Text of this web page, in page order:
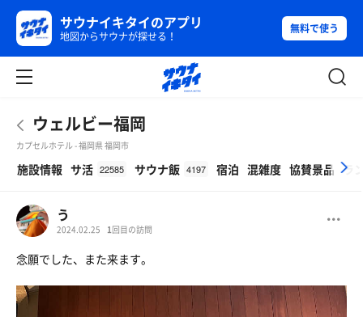
サウナイキタイのアプリ
地図からサウナが探せる！
無料で使う
ウェルビー福岡
カプセルホテル - 福岡県 福岡市
施設情報 サ活 22585 サウナ飯 4197 宿泊 混雑度 協賛景品 ラ
う
2024.02.25 1 回目の訪問
念願でした、また来ます。